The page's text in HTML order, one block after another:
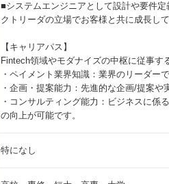
■システムエンジニアとして設計や要件
クトリーダの立場でお客様と共に成長し
【キャリアパス】
Fintech領域やモダナイズの中枢に従事す
・ペイメント業界知識：業界のリーダー
・企画・提案能力：先進的な企画/提案や
・コンサルティング能力：ビジネスに係
の向上が可能です。
特になし